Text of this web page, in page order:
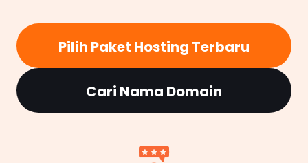
Pilih Paket Hosting Terbaru
Cari Nama Domain